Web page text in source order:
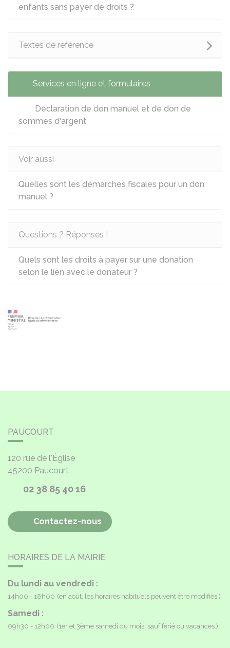
enfants sans payer de droits ?
Textes de référence
Services en ligne et formulaires
Déclaration de don manuel et de don de
sommes d'argent
Voir aussi
Quelles sont les démarches fiscales pour un don
manuel ?
Questions ? Réponses !
Quels sont les droits à payer sur une donation
selon le lien avec le donateur ?
PAUCOURT
120 rue de l'Église
45200 Paucourt
02 38 85 40 16
Contactez-nous
HORAIRES DE LA MAIRIE
Du lundi au vendredi :
14h00 - 18h00 (en août, les horaires habituels peuvent être modifiés.)
Samedi :
09h30 - 12h00 (1er et 3ème samedi du mois, sauf férié ou vacances.)